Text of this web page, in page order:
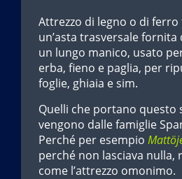
Attrezzo di legno o di
un’asta trasversale fornita
un lungo manico, usato
erba, fieno e paglia, per
foglie, ghiaia e sim.
Quelli che portano questo
vengono dalle famiglie
Perché per esempio
perché non lasciava nulla,
come l’attrezzo omonimo.